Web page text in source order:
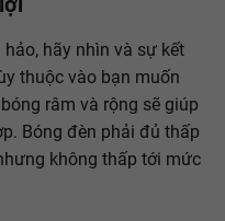
hãy nhìn và sự kết
thuộc vào bạn muốn
râm và rộng sẽ giúp
Bóng đèn phải đủ thấp
không thấp tới mức